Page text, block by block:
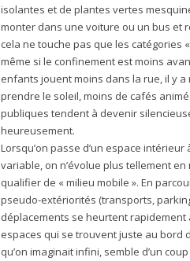
isolantes et de plantes vertes
monter dans une voiture ou un bus et
cela ne touche pas que les catégories
même si le confinement est moins
enfants jouent moins dans la rue, il y
prendre le soleil, moins de cafés
publiques tendent à devenir
heureusement.
Lorsqu’on passe d’un espace
variable, on n’évolue plus tellement
qualifier de « milieu mobile ». En
pseudo-extériorités (transports,
déplacements se heurtent
espaces qui se trouvent juste au bord
qu’on imaginait infini, semble d’un